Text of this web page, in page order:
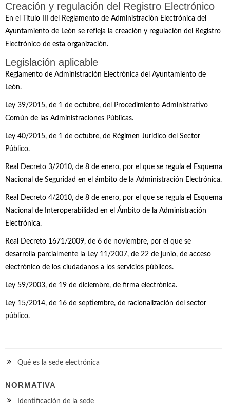
Creación y regulación del Registro Electrónico
En el Título III del Reglamento de Administración Electrónica del
Ayuntamiento de León se refleja la creación y regulación del Registro
Electrónico de esta organización.
Legislación aplicable
Reglamento de Administración Electrónica del Ayuntamiento de
León.
Ley 39/2015, de 1 de octubre, del Procedimiento Administrativo
Común de las Administraciones Públicas.
Ley 40/2015, de 1 de octubre, de Régimen Jurídico del Sector
Público.
Real Decreto 3/2010, de 8 de enero, por el que se regula el Esquema
Nacional de Seguridad en el ámbito de la Administración Electrónica.
Real Decreto 4/2010, de 8 de enero, por el que se regula el Esquema
Nacional de Interoperabilidad en el Ámbito de la Administración
Electrónica.
Real Decreto 1671/2009, de 6 de noviembre, por el que se
desarrolla parcialmente la Ley 11/2007, de 22 de junio, de acceso
electrónico de los ciudadanos a los servicios públicos.
Ley 59/2003, de 19 de diciembre, de firma electrónica.
Ley 15/2014, de 16 de septiembre, de racionalización del sector
público.
Qué es la sede electrónica
NORMATIVA
Identificación de la sede